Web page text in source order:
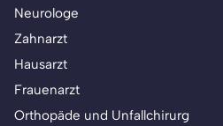
Neurologe
Zahnarzt
Hausarzt
Frauenarzt
Orthopäde und Unfallchirurg